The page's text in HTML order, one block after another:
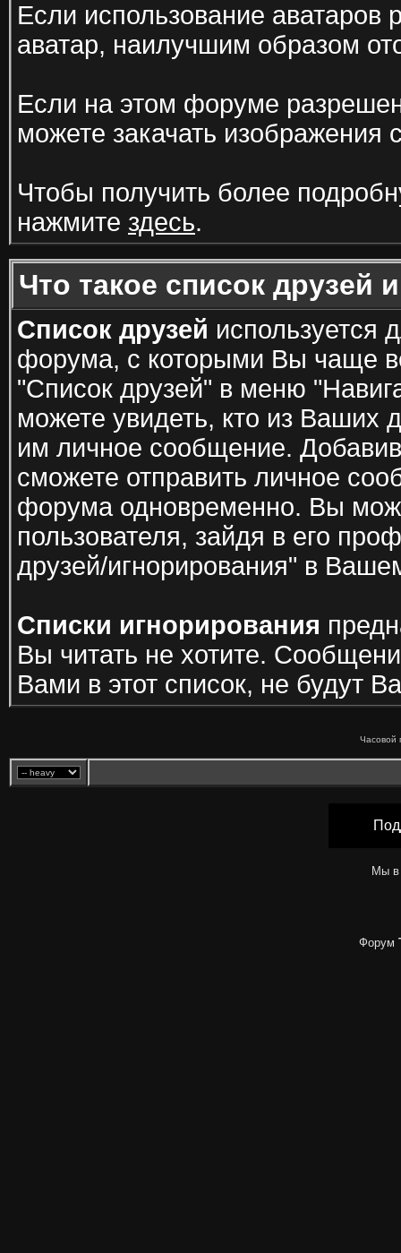
Если использование
аватар, наилучшим образом
Если на этом форуме
можете закачать изображения
Чтобы получить более
нажмите здесь.
Что такое список друзей
Список друзей используется
форума, с которыми Вы чаще
"Список друзей" в меню
можете увидеть, кто из Ваших
им личное сообщение.
сможете отправить личное
форума одновременно. Вы
пользователя, зайдя в его
друзей/игнорирования" в
Списки игнорирования
Вы читать не хотите.
Вами в этот список, не будут
Часовой
Мы в
Форум